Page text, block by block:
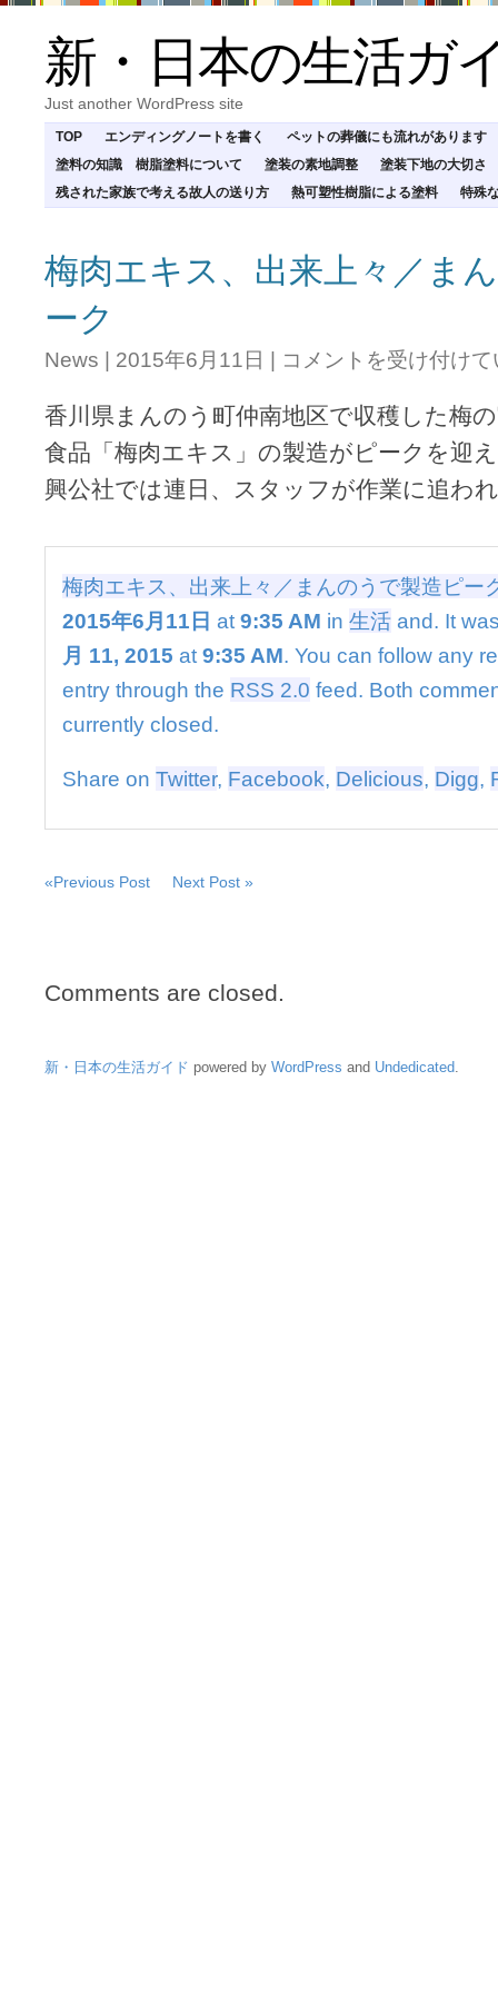
新・日本の生活ガ
Just another WordPress site
TOP エンディングノートを書く
ペットの葬儀にも流れがあります
塗料の知識 樹脂塗料について
塗装の素地調整
塗装下地の大切さ
残された家族で考える故人の送り方
熱可塑性樹脂による塗料 特殊
梅肉エキス、出来上々／ま
ーク
News | 2015年6月11日 | 梅
キ
ス、
出
来
ま
ん
の
う
製
造
は
コメントを受け付け
香川県まんのう町仲南地区で収穫した梅
食品「梅肉エキス」の製造がピークを迎
興公社では連日、スタッフが作業に追わ
梅肉エキス、出来上々／まんのうで製造ピー
2015年6月11日 at 9:35 AM in 生活 and. It
月 11, 2015 at 9:35 AM. You can follow any
entry through the RSS 2.0 feed. Both
currently closed.
Share on Twitter, Facebook, Delicious, Digg,
«Previous Post Next Post »
Comments are closed.
新・日本の生活ガイド powered by WordPress and Undedicated.